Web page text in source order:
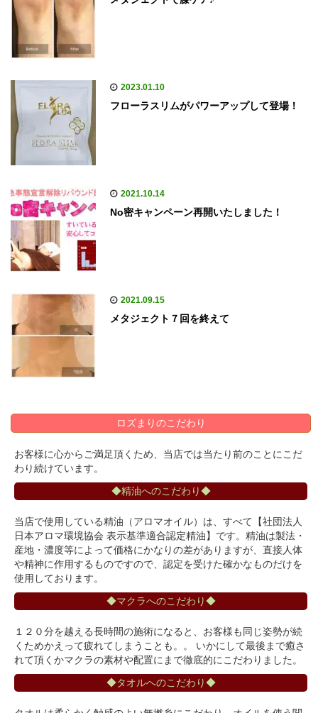
2023.01.10
フローラスリムがパワーアップして登場！
2021.10.14
No密キャンペーン再開いたしました！
2021.09.15
メタジェクト７回を終えて
ロズまりのこだわり
お客様に心からご満足頂くため、当店では当たり前のことにこだ
わり続けています。
◆精油へのこだわり◆
当店で使用している精油（アロマオイル）は、すべて【社団法人
日本アロマ環境協会 表示基準適合認定精油】です。精油は製法・
産地・濃度等によって価格にかなりの差がありますが、直接人体
や精神に作用するものですので、認定を受けた確かなものだけを
使用しております。
◆マクラへのこだわり◆
１２０分を越える長時間の施術になると、お客様も同じ姿勢が続
くためかえって疲れてしまうことも。。 いかにして最後まで癒さ
れて頂くかマクラの素材や配置にまで徹底的にこだわりました。
◆タオルへのこだわり◆